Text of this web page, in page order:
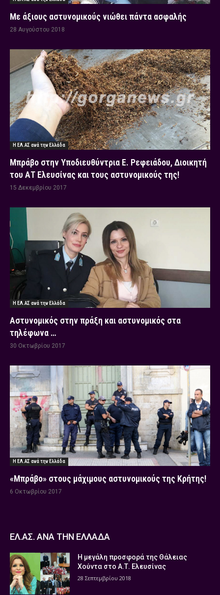
Με άξιους αστυνομικούς νιώθει πάντα ασφαλής
28 Αυγούστου 2018
Η ΕΛ.ΑΣ ανά την Ελλάδα
Μπράβο στην Υποδιευθύντρια Ε. Ρεφειάδου, Διοικητή
του ΑΤ Ελευσίνας και τους αστυνομικούς της!
15 Δεκεμβρίου 2017
Η ΕΛ.ΑΣ ανά την Ελλάδα
Αστυνομικός στην πράξη και αστυνομικός στα
τηλέφωνα …
30 Οκτωβρίου 2017
Η ΕΛ.ΑΣ ανά την Ελλάδα
«Μπράβο» στους μάχιμους αστυνομικούς της Κρήτης!
6 Οκτωβρίου 2017
ΕΛ.ΑΣ. ΑΝΑ ΤΗΝ ΕΛΛΑΔΑ
Η μεγάλη προσφορά της Θάλειας
Χούντα στο Α.Τ. Ελευσίνας
28 Σεπτεμβρίου 2018